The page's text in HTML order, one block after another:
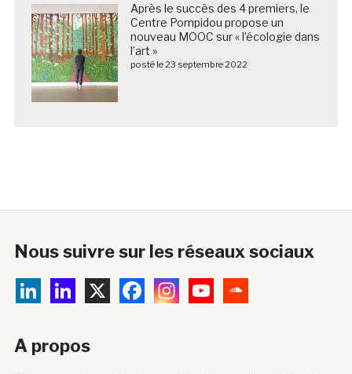
Après le succès des 4 premiers, le
Centre Pompidou propose un
nouveau MOOC sur « l’écologie dans
l’art »
posté le 23 septembre 2022
Nous suivre sur les réseaux sociaux
A propos